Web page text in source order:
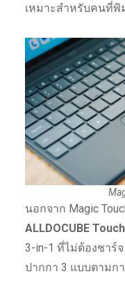
เหมาะสำหรับคนที่พิ
นอกจาก Magic
ALLDOCUBE
3-in-1 ที่ไม่ต้องชาร์
ปากกา 3 แบบตามก